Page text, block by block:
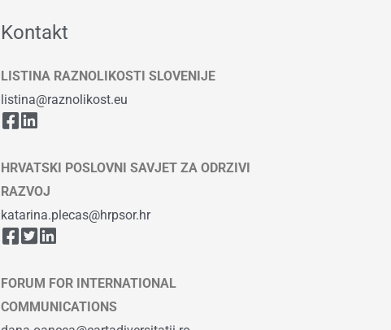
Kontakt
LISTINA RAZNOLIKOSTI SLOVENIJE
listina@raznolikost.eu
HRVATSKI POSLOVNI SAVJET ZA ODRZIVI
RAZVOJ
katarina.plecas@hrpsor.hr
FORUM FOR INTERNATIONAL
COMMUNICATIONS